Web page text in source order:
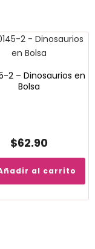
2 – Dinosaurios en
Bolsa
$62.90
al carrito